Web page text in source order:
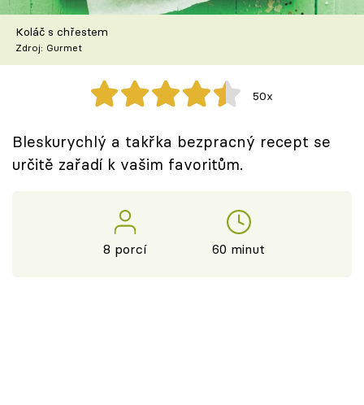
Škola vaření
Recepty z TV
Speciál: Cuketa
Těhotnej kuchař
Sledujte prima+
Koláč s chřestem
Zdroj: Gurmet
50x
Bleskurychlý a takřka bezpracný recept se
určitě zařadí k vašim favoritům.
8 porcí 60 minut